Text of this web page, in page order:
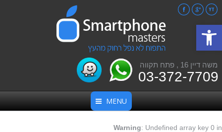
פתח סרגל נגישות
משה דיין 16 , פתח תקווה
03-372-7709
FacebookGoogle+
YouTube
MENU
Warning: Undefined array key 0 in